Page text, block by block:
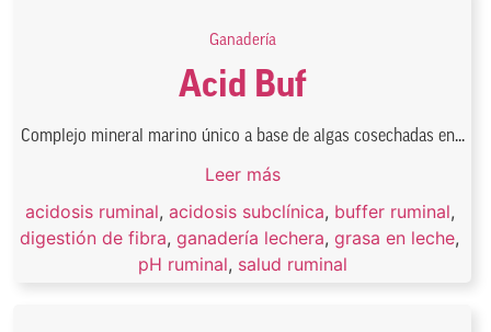
Ganadería
Acid Buf
Complejo mineral marino único a base de algas cosechadas en...
Leer más
acidosis ruminal, acidosis subclínica, buffer ruminal,
digestión de fibra, ganadería lechera, grasa en leche,
pH ruminal, salud ruminal